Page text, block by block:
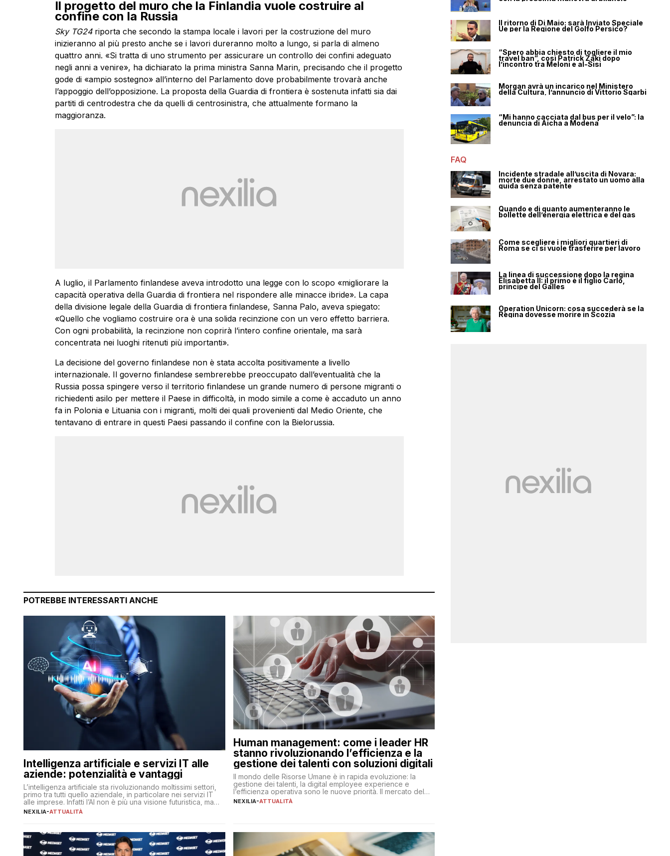
Il progetto del muro che la Finlandia vuole costruire al
confine con la Russia
Sky TG24riporta che secondo la stampa locale i lavori per la costruzione del muro
inizieranno al più presto anche se i lavori dureranno molto a lungo, si parla di almeno
quattro anni. «Si tratta di uno strumento per assicurare un controllo dei confini adeguato
negli anni a venire», ha dichiarato la prima ministra Sanna Marin, precisando che il progetto
gode di «ampio sostegno» all’interno del Parlamento dove probabilmente trovarà anche
l’appoggio dell’opposizione. La proposta della Guardia di frontiera è sostenuta infatti sia dai
partiti di centrodestra che da quelli di centrosinistra, che attualmente formano la
maggioranza.
A luglio, il Parlamento finlandese aveva introdotto una legge con lo scopo «migliorare la
capacità operativa della Guardia di frontiera nel rispondere alle minacce ibride». La capa
della divisione legale della Guardia di frontiera finlandese, Sanna Palo, aveva spiegato:
«Quello che vogliamo costruire ora è una solida recinzione con un vero effetto barriera.
Con ogni probabilità, la recinzione non coprirà l’intero confine orientale, ma sarà
concentrata nei luoghi ritenuti più importanti».
La decisione del governo finlandese non è stata accolta positivamente a livello
internazionale. Il governo finlandese sembrerebbe preoccupato dall’eventualità che la
Russia possa spingere verso il territorio finlandese un grande numero di persone migranti o
richiedenti asilo per mettere il Paese in difficoltà, in modo simile a come è accaduto un anno
fa in Polonia e Lituania con i migranti, molti dei quali provenienti dal Medio Oriente, che
tentavano di entrare in questi Paesi passando il confine con la Bielorussia.
POTREBBE INTERESSARTI ANCHE
Intelligenza artificiale e servizi IT alle
aziende: potenzialità e vantaggi
L’intelligenza artificiale sta rivoluzionando moltissimi settori,
primo tra tutti quello aziendale, in particolare nei servizi IT
alle imprese. Infatti l’AI non è più una visione futuristica, ma
una realtà operativa che sta portando a un cambio
diverse operazioni, bensì comporta […]
NEXILIA-ATTUALITÀ
Human management: come i leader HR
stanno rivoluzionando l’efficienza e la
gestione dei talenti con soluzioni digitali
Il mondo delle Risorse Umane è in rapida evoluzione: la
gestione dei talenti, la digital employee experience e
l’efficienza operativa sono le nuove priorità. Il mercato del
lavoro, d’altra parte, è sempre più competitivo con una lotta
NEXILIA-ATTUALITÀ
Il ritorno di Di Maio: sarà Inviato Speciale
Ue per la Regione del Golfo Persico?
“Spero abbia chiesto di togliere il mio
travel ban”, così Patrick Zaki dopo
l’incontro tra Meloni e al-Sisi
Morgan avrà un incarico nel Ministero
della Cultura, l’annuncio di Vittorio Sgarbi
“Mi hanno cacciata dal bus per il velo”: la
denuncia di Aicha a Modena
FAQ
Incidente stradale all’uscita di Novara:
morte due donne, arrestato un uomo alla
guida senza patente
Quando e di quanto aumenteranno le
bollette dell’energia elettrica e del gas
Come scegliere i migliori quartieri di
Roma se ci si vuole trasferire per lavoro
La linea di successione dopo la regina
Elisabetta II: il primo è il figlio Carlo,
principe del Galles
Operation Unicorn: cosa succederà se la
Regina dovesse morire in Scozia